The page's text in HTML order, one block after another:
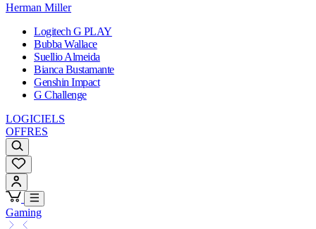
Herman Miller
Logitech G PLAY
Bubba Wallace
Suellio Almeida
Bianca Bustamante
Genshin Impact
G Challenge
LOGICIELS
OFFRES
Gaming